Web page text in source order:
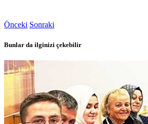
Önceki Sonraki
Bunlar da ilginizi çekebilir